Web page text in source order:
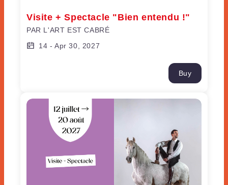
Visite + Spectacle "Bien entendu !"
PAR L'ART EST CABRÉ
14 -Apr 30, 2027
Buy